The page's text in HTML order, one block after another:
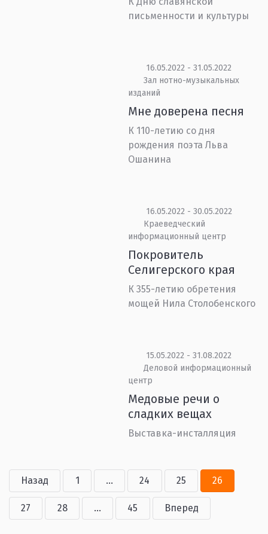
письменности и культуры
16.05.2022 - 31.05.2022
Зал нотно-музыкальных
изданий
Мне доверена песня
К 110-летию со дня
рождения поэта Льва
Ошанина
16.05.2022 - 30.05.2022
Краеведческий
информационный центр
Покровитель
Селигерского края
К 355-летию обретения
мощей Нила Столобенского
15.05.2022 - 31.08.2022
Деловой информационный
центр
Медовые речи о
сладких вещах
Выставка-инсталляция
Назад 1 ... 24 25 26
27 28 ... 45 Вперед